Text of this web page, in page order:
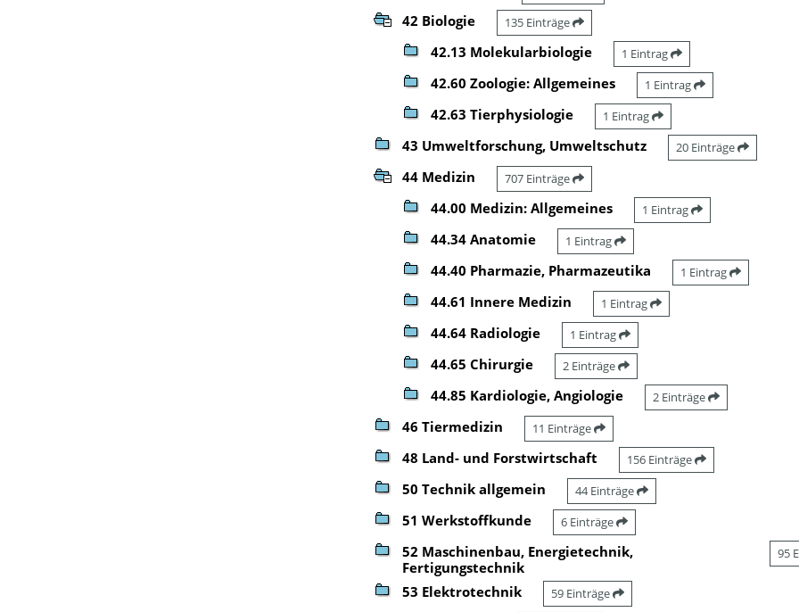
42 Biologie 135 Einträge
42.13 Molekularbiologie 1 Eintrag
42.60 Zoologie: Allgemeines 1 Eintrag
42.63 Tierphysiologie 1 Eintrag
43 Umweltforschung, Umweltschutz 20 Einträge
44 Medizin 707 Einträge
44.00 Medizin: Allgemeines 1 Eintrag
44.34 Anatomie 1 Eintrag
44.40 Pharmazie, Pharmazeutika 1 Eintrag
44.61 Innere Medizin 1 Eintrag
44.64 Radiologie 1 Eintrag
44.65 Chirurgie 2 Einträge
44.85 Kardiologie, Angiologie 2 Einträge
46 Tiermedizin 11 Einträge
48 Land- und Forstwirtschaft 156 Einträge
50 Technik allgemein 44 Einträge
51 Werkstoffkunde 6 Einträge
52 Maschinenbau, Energietechnik,
Fertigungstechnik
95
53 Elektrotechnik 59 Einträge